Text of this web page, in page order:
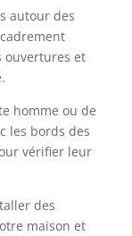
autour des
ouvertures et
homme ou de
les bords des
vérifier leur
des
maison et